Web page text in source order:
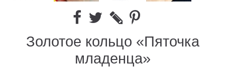
Золотое кольцо «Пяточка
младенца»